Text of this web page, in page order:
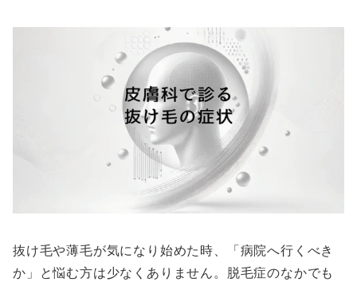
抜け毛や薄毛が気になり始めた時、「病院へ行くべき
か」と悩む方は少なくありません。脱毛症のなかでも